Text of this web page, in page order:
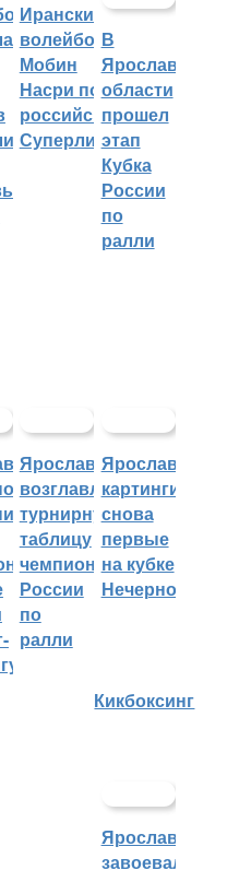
Иранский
волейболист
Мобин
Насри покинет
российскую
Суперлигу
В
Ярославской
области
прошел
этап
Кубка
России
по
ралли
Ярославцы
возглавляют
турнирную
таблицу
чемпионата
России
по
ралли
Ярославские
картингисты
снова
первые
на кубке
Нечерноземья
Кикбоксинг
Ярославцы
завоевали